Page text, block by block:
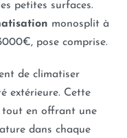
petites surfaces.
monosplit à
pose comprise.
de climatiser
extérieure. Cette
tout en offrant une
dans chaque